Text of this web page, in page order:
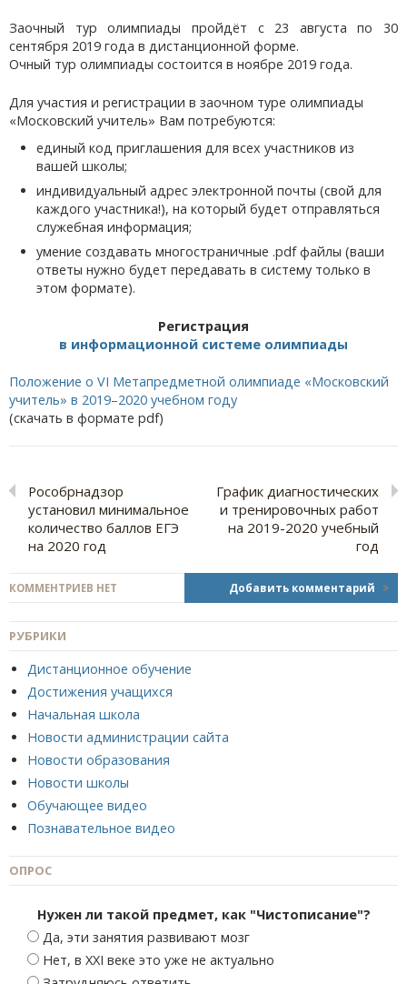
Заочный тур олимпиады пройдёт с 23 августа по 30
сентября 2019 года в дистанционной форме.
Очный тур олимпиады состоится в ноябре 2019 года.
Для участия и регистрации в заочном туре олимпиады
«Московский учитель» Вам потребуются:
единый код приглашения для всех участников из
вашей школы;
индивидуальный адрес электронной почты (свой для
каждого участника!), на который будет отправляться
служебная информация;
умение создавать многостраничные .pdf файлы (ваши
ответы нужно будет передавать в систему только в
этом формате).
Регистрация
в информационной системе олимпиады
Положение о VI Метапредметной олимпиаде «Московский
учитель» в 2019–2020 учебном году
(скачать в формате pdf)
Рособрнадзор
установил минимальное
количество баллов ЕГЭ
на 2020 год
График диагностических
и тренировочных работ
на 2019-2020 учебный
год
КОММЕНТРИЕВ НЕТ Добавить комментарий >
РУБРИКИ
Дистанционное обучение
Достижения учащихся
Начальная школа
Новости администрации сайта
Новости образования
Новости школы
Обучающее видео
Познавательное видео
ОПРОС
Нужен ли такой предмет, как "Чистописание"?
Да, эти занятия развивают мозг
Нет, в XXI веке это уже не актуально